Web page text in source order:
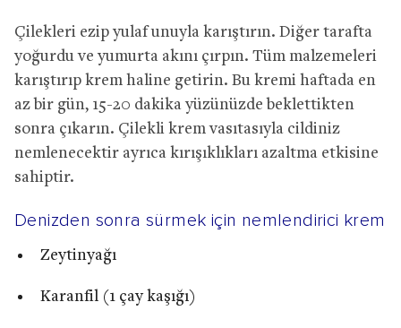
Çilekleri ezip yulaf unuyla karıştırın. Diğer tarafta
yoğurdu ve yumurta akını çırpın. Tüm malzemeleri
karıştırıp krem haline getirin. Bu kremi haftada en
az bir gün, 15-20 dakika yüzünüzde beklettikten
sonra çıkarın. Çilekli krem vasıtasıyla cildiniz
nemlenecektir ayrıca kırışıklıkları azaltma etkisine
sahiptir.
Denizden sonra sürmek için nemlendirici krem
Zeytinyağı
Karanfil (1 çay kaşığı)